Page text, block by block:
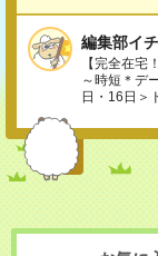
編集部イ
【完全在
～時短＊デ
日・16日＞